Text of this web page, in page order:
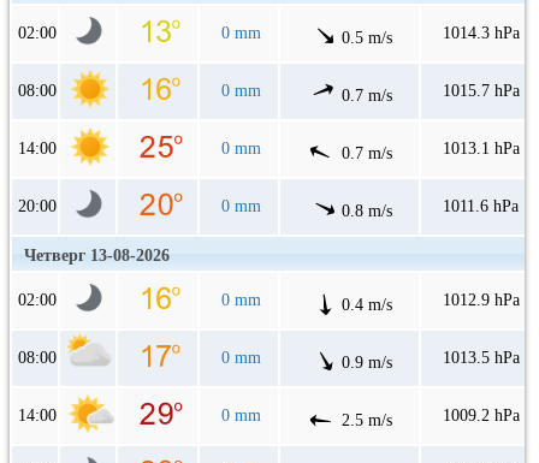
02:00 0 mm 0.5 m/s 1014.3 hPa
08:00 0 mm 0.7 m/s 1015.7 hPa
14:00 0 mm 0.7 m/s 1013.1 hPa
20:00 0 mm 0.8 m/s 1011.6 hPa
Четверг 13-08-2026
02:00 0 mm 0.4 m/s 1012.9 hPa
08:00 0 mm 0.9 m/s 1013.5 hPa
14:00 0 mm 2.5 m/s 1009.2 hPa